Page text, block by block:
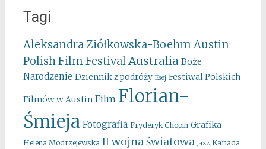
Tagi
Aleksandra Ziółkowska-Boehm Austin
Polish Film FestivalAustralia Boże
Narodzenie Dziennik z podróży Esej Festiwal Polskich
Filmów w Austin Film Florian-
Śmieja Fotografia Fryderyk Chopin Grafika
Helena Modrzejewska II wojna światowa Jazz Kanada